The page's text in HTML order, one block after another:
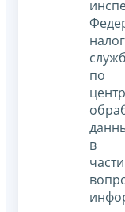
по
в
части